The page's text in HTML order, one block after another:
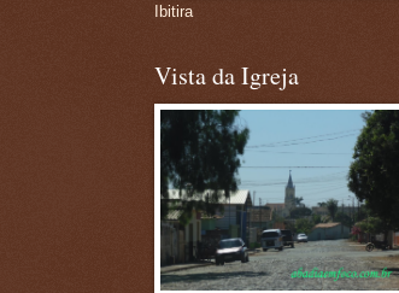
Ibitira
Vista da Igreja